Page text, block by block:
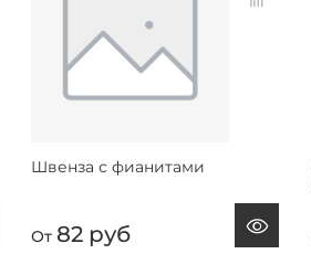
Швенза с фианитами
От 82 руб